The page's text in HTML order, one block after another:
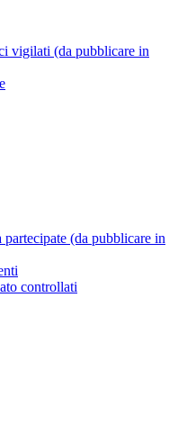
vigilati (da pubblicare in
partecipate (da pubblicare in
controllati